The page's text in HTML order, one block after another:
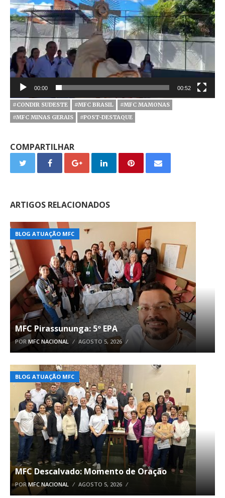
00:00 00:52
#CONDIR SUDESTE #MFC BRASIL
#MFC MAMONAS
#MFC MINAS GERAIS
#POST-DESTAQUE
COMPARTILHAR
ARTIGOS RELACIONADOS
BLOG ATUAÇÃO MFC
MFC Pirassununga: 5º EPA
POR MFC NACIONAL AGOSTO 5, 2026
BLOG ATUAÇÃO MFC
MFC Descalvado: Momento de Oração
PORMFC NACIONAL AGOSTO 5, 2026